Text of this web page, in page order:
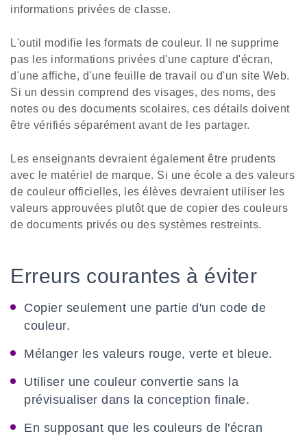
informations privées de classe.
L'outil modifie les formats de couleur. Il ne supprime
pas les informations privées d'une capture d'écran,
d'une affiche, d'une feuille de travail ou d'un site Web.
Si un dessin comprend des visages, des noms, des
notes ou des documents scolaires, ces détails doivent
être vérifiés séparément avant de les partager.
Les enseignants devraient également être prudents
avec le matériel de marque. Si une école a des valeurs
de couleur officielles, les élèves devraient utiliser les
valeurs approuvées plutôt que de copier des couleurs
de documents privés ou des systèmes restreints.
Erreurs courantes à éviter
Copier seulement une partie d'un code de
couleur.
Mélanger les valeurs rouge, verte et bleue.
Utiliser une couleur convertie sans la
prévisualiser dans la conception finale.
En supposant que les couleurs de l'écran